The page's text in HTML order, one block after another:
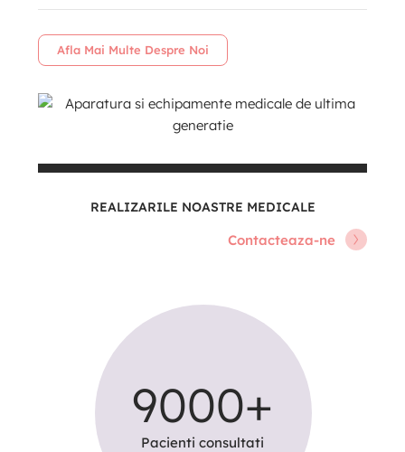
Afla Mai Multe Despre Noi
REALIZARILE NOASTRE MEDICALE
Contacteaza-ne
Pacienti consultati
9000+